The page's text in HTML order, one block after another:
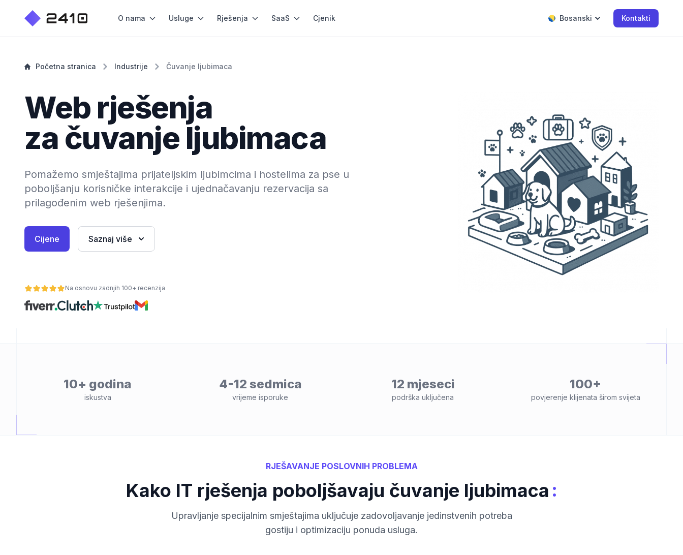
O nama Usluge Rješenja SaaS Cjenik Bosanski Kontakti
Početna stranica Industrije Čuvanje ljubimaca
Web rješenja
za čuvanje ljubimaca
Pomažemo smještajima prijateljskim ljubimcima i hostelima za pse u
poboljšanju korisničke interakcije i ujednačavanju rezervacija sa
prilagođenim web rješenjima.
Cijene Saznaj više
Na osnovu zadnjih 100+ recenzija
10+ godina
iskustva
4-12 sedmica
vrijeme isporuke
12 mjeseci
podrška uključena
100+
povjerenje klijenata širom svijeta
RJEŠAVANJE POSLOVNIH PROBLEMA
Kako IT rješenja poboljšavaju čuvanje ljubimaca :
Upravljanje specijalnim smještajima uključuje zadovoljavanje jedinstvenih potreba
gostiju i optimizaciju ponuda usluga.